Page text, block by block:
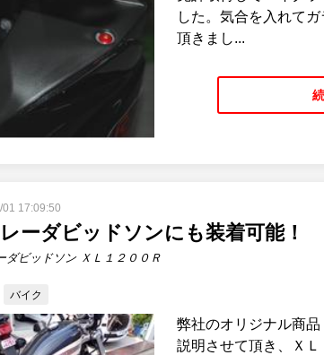
した。気合を入れて
頂きまし...
17:09:50
ーダビッドソンにも装着可能！
ダビッドソン ＸＬ１２００Ｒ
バイク
弊社のオリジナル商
説明させて頂き、Ｘ